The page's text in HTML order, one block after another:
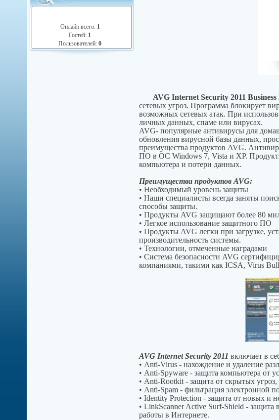
Онлайн всего: 1
Гостей: 1
Пользователей:0
AVG Internet Security 2011
сетевых угроз. Программа блокирует
возможных сетевых атак. При
личных данных, спаме или вирусах.
AVG- популярные антивирусы для
обновления вирусной базы данных,
преимущества продуктов AVG.
ПО в ОС Windows 7, Vista и XP.
компьютера и потери данных.
Преимущества продуктов AVG:
• Необходимый уровень защиты
• Наши специалисты всегда заняты
способы защиты.
• Продукты AVG защищают более 80
• Легкое использование защитного ПО
• Продукты AVG легки при загрузке,
производительность системы.
• Технологии, отмеченные наградами
• Система безопасности AVG
компаниями, такими как ICSA, Virus
AVG Internet Security 2011 включает в
• Anti-Virus - нахождение и удаление
• Anti-Spyware - защита компьютера от
• Anti-Rootkit - защита от скрытых
• Anti-Spam - фильтрация электронной
• Identity Protection - защита от новых и
• LinkScanner Active Surf-Shield -
работы в Интернете.